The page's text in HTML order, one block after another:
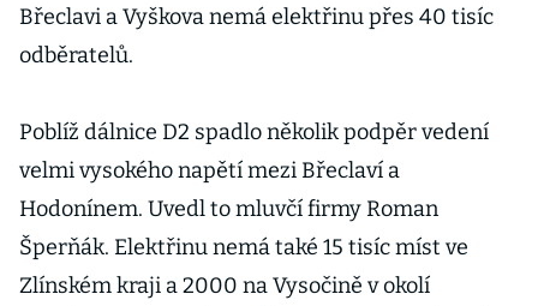
Břeclavi a Vyškova nemá elektřinu přes 40 tisíc
odběratelů.
Poblíž dálnice D2 spadlo několik podpěr vedení
velmi vysokého napětí mezi Břeclaví a
Hodonínem. Uvedl to mluvčí firmy Roman
Šperňák. Elektřinu nemá také 15 tisíc míst ve
Zlínském kraji a 2000 na Vysočině v okolí